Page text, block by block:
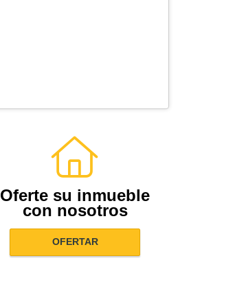
Oferte su inmueble
con nosotros
OFERTAR